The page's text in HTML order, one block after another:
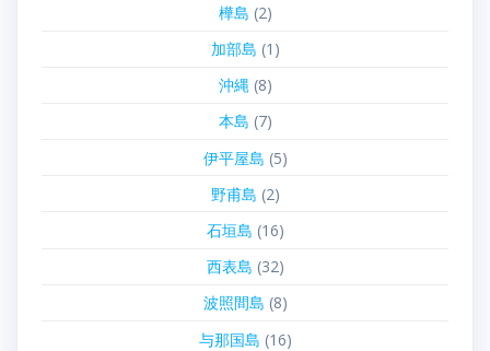
樺島 (2)
加部島 (1)
沖縄(8)
本島 (7)
伊平屋島 (5)
野甫島 (2)
石垣島 (16)
西表島 (32)
波照間島 (8)
与那国島 (16)